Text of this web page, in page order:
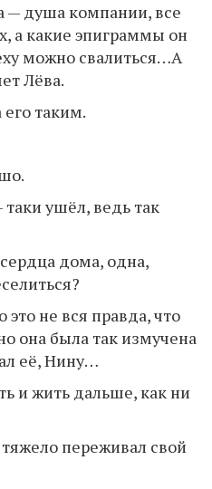
— душа компании, все
а какие эпиграммы он
можно свалиться…А
Лёва.
таким.
ушёл, ведь так
дома, одна,
это не вся правда, что
она была так измучена
её, Нину…
и жить дальше, как ни
переживал свой